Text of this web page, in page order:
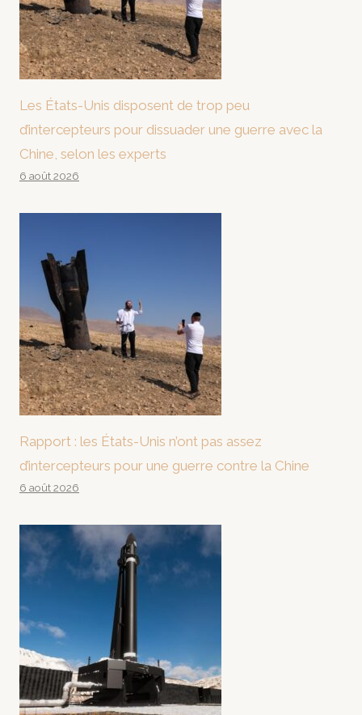
Les États-Unis disposent de trop peu
d’intercepteurs pour dissuader une guerre avec la
Chine, selon les experts
6 août 2026
Rapport : les États-Unis n’ont pas assez
d’intercepteurs pour une guerre contre la Chine
6 août 2026